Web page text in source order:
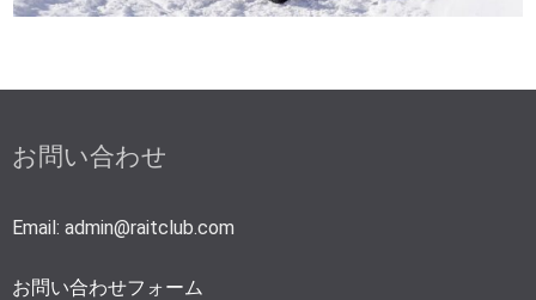
お問い合わせ
Email: admin@raitclub.com
お問い合わせフォーム